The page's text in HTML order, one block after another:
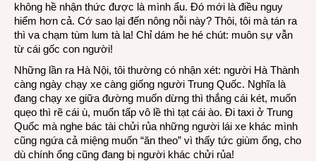
không hề nhận thức được là mình ẩu. Đó mới là điều nguy
hiểm hơn cả. Cớ sao lại đến nông nỗi này? Thôi, tôi mà tán ra
thì va chạm tùm lum tà la! Chỉ dám he hé chút: muôn sự vẫn
từ cái gốc con người!
Những lần ra Hà Nội, tôi thường có nhận xét: người Hà Thành
càng ngày chạy xe càng giống người Trung Quốc. Nghĩa là
đang chạy xe giữa đường muốn dừng thì thắng cái két, muốn
quẹo thì rẽ cái ù, muốn tấp vô lề thì tạt cái ào. Đi taxi ở Trung
Quốc mà nghe bác tài chửi rủa những người lái xe khác mình
cũng ngứa cả miệng muốn “ăn theo” vì thấy tức giùm ổng, cho
dù chính ổng cũng đang bị người khác chửi rủa!